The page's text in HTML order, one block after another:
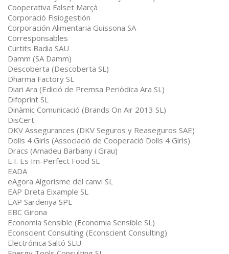
Cooperativa Falset Marçà
Corporació Fisiogestión
Corporación Alimentaria Guissona SA
Corresponsables
Curtits Badia SAU
Damm (SA Damm)
Descoberta (Descoberta SL)
Dharma Factory SL
Diari Ara (Edició de Premsa Periòdica Ara SL)
Difoprint SL
Dinàmic Comunicació (Brands On Air 2013 SL)
DisCert
DKV Assegurances (DKV Seguros y Reaseguros SAE)
Dolls 4 Girls (Associació de Cooperació Dolls 4 Girls)
Dracs (Amadeu Barbany i Grau)
E.I. Es Im-Perfect Food SL
EADA
eAgora Algorisme del canvi SL
EAP Dreta Eixample SL
EAP Sardenya SPL
EBC Girona
Economia Sensible (Economia Sensible SL)
Econscient Consulting (Econscient Consulting)
Electrónica Saltó SLU